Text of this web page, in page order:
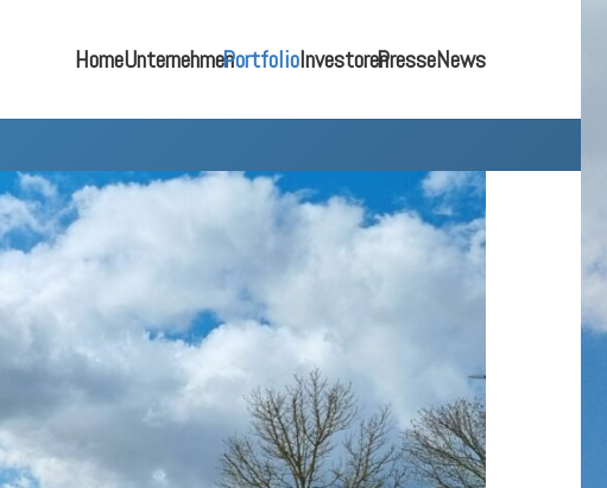
HomeUnternehmenPortfolioInvestorenPresseNews